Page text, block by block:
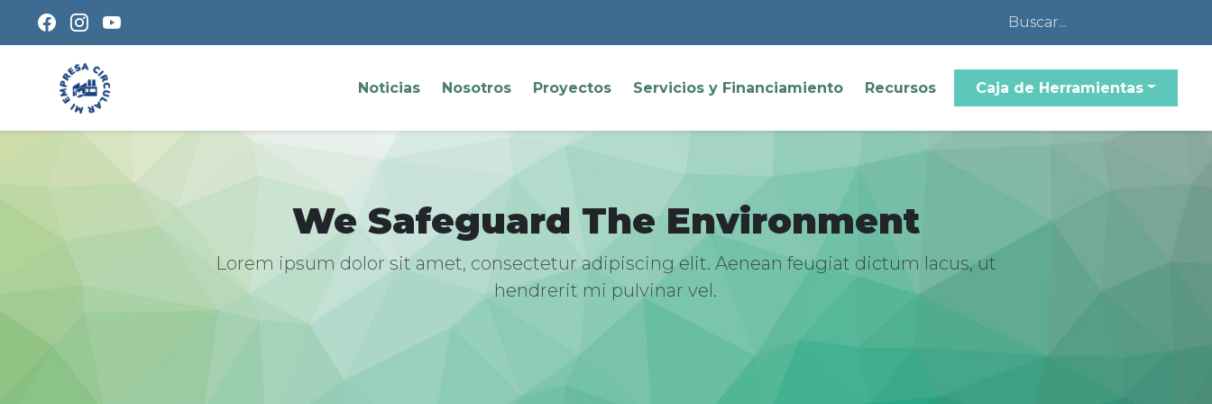
Noticias Nosotros Proyectos Servicios y Financiamiento Recursos Caja de Herramientas
We Safeguard The Environment
Lorem ipsum dolor sit amet, consectetur adipiscing elit. Aenean feugiat dictum lacus, ut
hendrerit mi pulvinar vel.